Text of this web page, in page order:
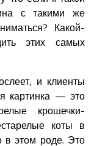
с такими же
Какой-
этих самых
и клиенты
картинка — это
крошечки-
коты в
в этом роде. Это